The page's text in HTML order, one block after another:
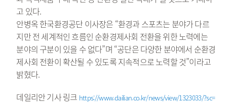
고 있다.
안병옥 한국환경공단 이사장은 “환경과 스포츠는 분야가 다르
지만 전 세계적인 흐름인 순환경제사회 전환을 위한 노력에는
분야의 구분이 있을 수 없다”며 “공단은 다양한 분야에서 순환경
제사회 전환이 확산될 수 있도록 지속적으로 노력할 것”이라고
밝혔다.
데일리안 기사 링크 https://www.dailian.co.kr/news/view/1323033/?sc=